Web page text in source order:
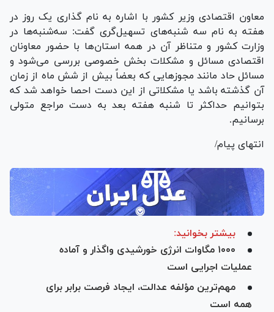
معاون اقتصادی وزیر کشور با اشاره به نام گذاری یک روز در
هفته به نام سه شنبه‌های تسهیل‌گری گفت: سه‌شنبه‌ها در
وزارت کشور و متناظر آن در همه استان‌ها با حضور معاونان
اقتصادی مسائل و مشکلات بخش خصوصی بررسی می‌شود و
مسائل حاد مانند مجوز‌هایی که بعضاً بیش از شش ماه از زمان
آن گذشته باشد یا مشکلاتی از این دست احصا خواهد شد که
بتوانیم حداکثر تا شنبه هفته بعد به دست مراجع متولی
برسانیم.
انتهای پیام/
بیشتر بخوانید:
۱۰۰۰ مگاوات انرژی خورشیدی واگذار و آماده
عملیات اجرایی است
مهم‌ترین مؤلفه عدالت، ایجاد فرصت برابر برای
همه است